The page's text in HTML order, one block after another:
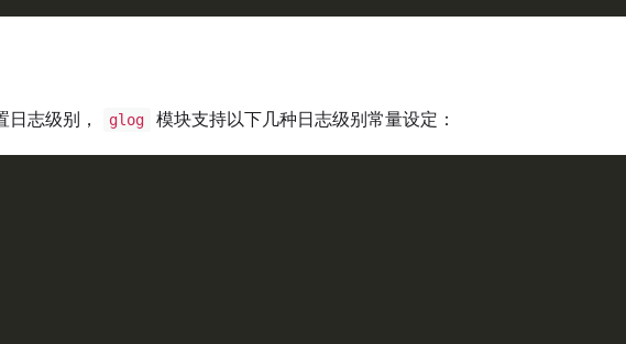
日志级别， glog 模块支持以下几种日志级别常量设定：